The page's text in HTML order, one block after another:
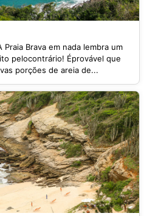
Brava em nada lembra um
pelocontrário! Éprovável que
porções de areia de...